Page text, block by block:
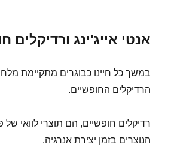
אנטי אייג'ינג ורדיקלים
במשך כל חיינו כבוגרים מתקיימת
הרדיקלים החופשיים.
רדיקלים חופשיים, הם תוצרי לוואי של
הנוצרים בזמן יצירת אנרגיה.